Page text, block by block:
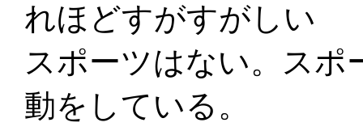
れほどすがすがしい
スポーツはない。ス
動をしている。